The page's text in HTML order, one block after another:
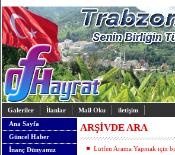
Galeriler İlanlar Mail Oku
iletişim
Ana Sayfa
Güncel Haber
İnanç Dünyamız
ARŞİVDE ARA
Lütfen Arama Yapmak için